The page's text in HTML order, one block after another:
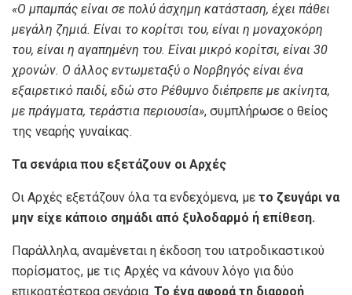
«Ο μπαμπάς είναι σε πολύ άσχημη κατάσταση, έχει πάθει
μεγάλη ζημιά. Είναι το κορίτσι του, είναι η μοναχοκόρη
του, είναι η αγαπημένη του. Είναι μικρό κορίτσι, είναι 30
χρονών. Ο άλλος εντωμεταξύ ο Νορβηγός είναι ένα
εξαιρετικό παιδί, εδώ στο Ρέθυμνο διέπρεπε με ακίνητα,
με πράγματα, τεράστια περιουσία», συμπλήρωσε ο θείος
της νεαρής γυναίκας.
Τα σενάρια που εξετάζουν οι Αρχές
Οι Αρχές εξετάζουν όλα τα ενδεχόμενα, με το ζευγάρι να
μην είχε κάποιο σημάδι από ξυλοδαρμό ή επίθεση.
Παράλληλα, αναμένεται η έκδοση του ιατροδικαστικού
πορίσματος, με τις Αρχές να κάνουν λόγο για δύο
επικρατέστερα σενάρια. Το ένα αφορά τη διαρροή